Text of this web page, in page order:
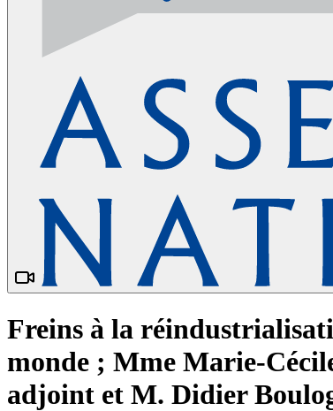
Freins à la
monde ; Mme Marie-
adjoint et M. Didier